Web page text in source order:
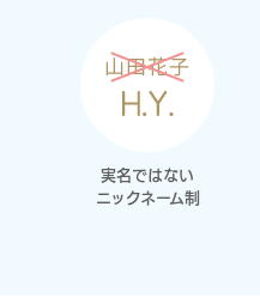
実名ではない
ニックネーム制